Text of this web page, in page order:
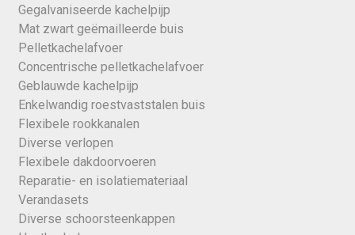
Gegalvaniseerde kachelpijp
Mat zwart geëmailleerde buis
Pelletkachelafvoer
Concentrische pelletkachelafvoer
Geblauwde kachelpijp
Enkelwandig roestvaststalen buis
Flexibele rookkanalen
Diverse verlopen
Flexibele dakdoorvoeren
Reparatie- en isolatiemateriaal
Verandasets
Diverse schoorsteenkappen